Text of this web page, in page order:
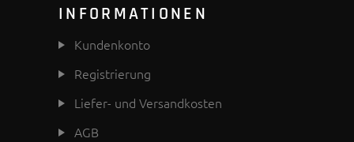
INFORMATIONEN
Kundenkonto
Registrierung
Liefer- und Versandkosten
AGB